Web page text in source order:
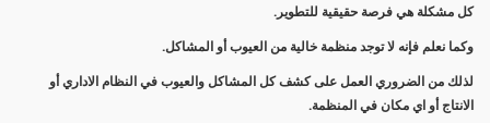
كل مشكلة هي فرصة حقيقية للتطوير.
وكما نعلم فإنه لا توجد منظمة خالية من العيوب أو المشاكل.
لذلك من الضروري العمل على كشف كل المشاكل والعيوب في النظام الاداري أو
الانتاج أو اي مكان في المنظمة.